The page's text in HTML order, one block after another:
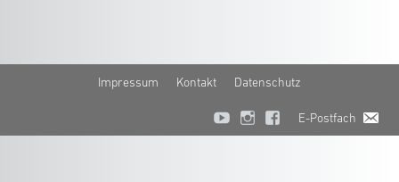
Impressum Kontakt Datenschutz
E-Postfach